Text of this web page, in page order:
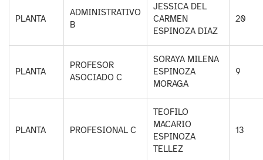
PLANTA
ADMINISTRATIVO
B
JESSICA DEL
CARMEN
ESPINOZA DIAZ
20
PLANTA
PROFESOR
ASOCIADO C
SORAYA MILENA
ESPINOZA
MORAGA
9
PLANTA PROFESIONAL C
TEOFILO
MACARIO
ESPINOZA
TELLEZ
13